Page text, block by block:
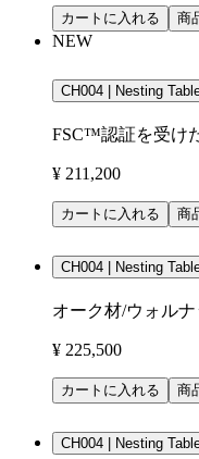
カートに入れる 商
NEW
CH004 | Nesting
FSC™認証を受け
¥ 211,200
カートに入れる 商
CH004 | Nesting
オーク材/ウォル
¥ 225,500
カートに入れる 商
CH004 | Nesting